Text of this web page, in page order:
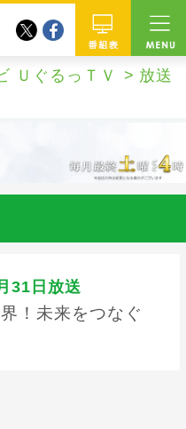
番組
twitterfacebook
ＵぐるっＴＶ
放送
31日放送
！未来をつなぐ